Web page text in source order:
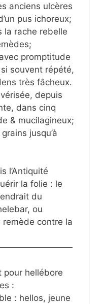
anciens ulcères
pus ichoreux;
la rache rebelle
promptitude
souvent répété,
très fâcheux.
depuis
dans cinq
& mucilagineux;
jusqu’à
l’Antiquité
la folie : le
du
ou
remède contre la
pour hellébore
:
: hellos, jeune